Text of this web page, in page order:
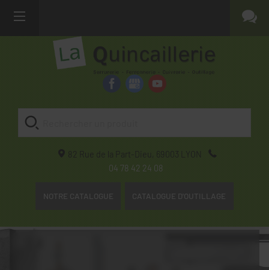
82 Rue de la Part-Dieu, 69003
LYON
04 78 42 24 08
NOTRE CATALOGUE CATALOGUE D'OUTILLAGE